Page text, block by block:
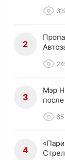
2
3
Мэр
65
4